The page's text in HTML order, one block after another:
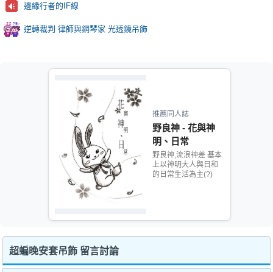
邊緣行者的IF線
逆轉裁判 律師與鋼琴家 光透鏡吊飾
推薦同人誌
野良神 - 花與神
明、日常
野良神,流浪神差 基本
上以神明大人與日和
的日常生活為主(?)
超蝙晚安套吊飾 留言討論